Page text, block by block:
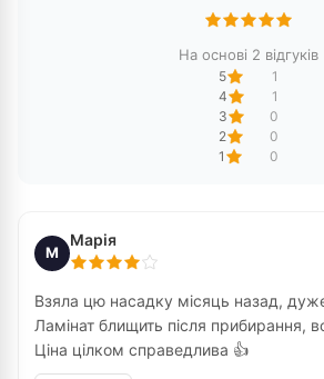
На основі 2 відгуків
5
1
4
1
3
0
2
0
1
0
М
Марія
Взяла цю насадку місяць назад,
Ламінат блищить після прибирання,
Ціна цілком справедлива 👍